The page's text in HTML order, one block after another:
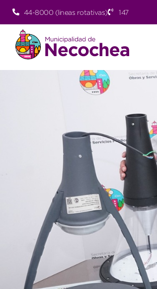
44-8000 (lineas rotativas) 147